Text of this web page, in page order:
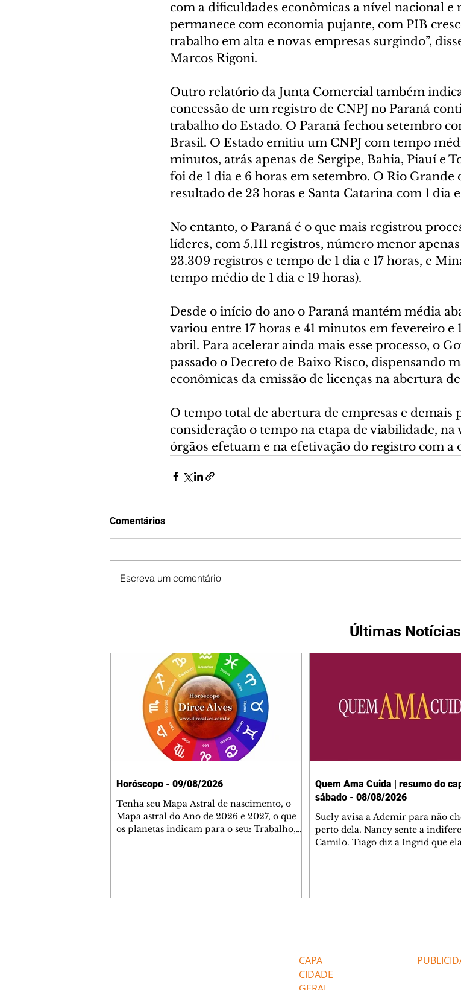
com a dificuldades econômicas a nível nacional e
permanece com economia pujante, com PIB
trabalho em alta e novas empresas surgindo”,
Marcos Rigoni.
Outro relatório da Junta Comercial também
concessão de um registro de CNPJ no Paraná
trabalho do Estado. O Paraná fechou setembro
Brasil. O Estado emitiu um CNPJ com tempo
minutos, atrás apenas de Sergipe, Bahia, Piauí e
foi de 1 dia e 6 horas em setembro. O Rio Grande
resultado de 23 horas e Santa Catarina com 1 dia
No entanto, o Paraná é o que mais registrou
líderes, com 5.111 registros, número menor
23.309 registros e tempo de 1 dia e 17 horas, e
tempo médio de 1 dia e 19 horas).
Desde o início do ano o Paraná mantém média
variou entre 17 horas e 41 minutos em fevereiro e
abril. Para acelerar ainda mais esse processo, o
passado o Decreto de Baixo Risco, dispensando
econômicas da emissão de licenças na abertura
O tempo total de abertura de empresas e demais
consideração o tempo na etapa de viabilidade, na
órgãos efetuam e na efetivação do registro com a
Comentários
Escreva um comentário
Últimas Notícias
Horóscopo - 09/08/2026
Tenha seu Mapa Astral de nascimento, o
Mapa astral do Ano de 2026 e 2027, o que
os planetas indicam para o seu: Trabalho,
Quem Ama Cuida | resumo do
sábado - 08/08/2026
Suely avisa a Ademir para não
perto dela. Nancy sente a
Camilo. Tiago diz a Ingrid que
que está feliz trabalhando no
Nanc
CAPA
CIDADE